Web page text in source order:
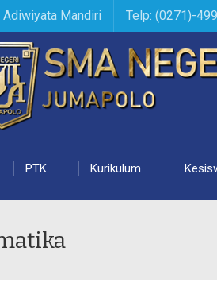
Adiwiyata Mandiri Telp: (0271)-
PTK Kurikulum